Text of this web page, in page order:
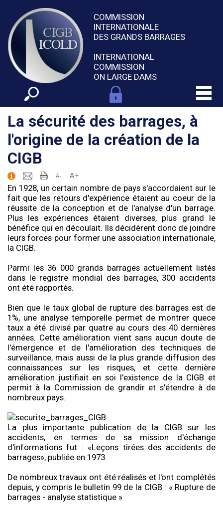
COMMISSION
INTERNATIONALE
DES GRANDS BARRAGES
INTERNATIONAL
COMMISSION
ON LARGE DAMS
La sécurité des barrages, à
l'origine de la création de la
CIGB
En 1928, un certain nombre de pays s'accordaient sur le
fait que les retours d'expérience étaient au coeur de la
réussite de la conception et de l'analyse d'un barrage.
Plus les expériences étaient diverses, plus grand le
bénéfice qui en découlait. Ils décidèrent donc de joindre
leurs forces pour former une association internationale,
la CIGB.
Parmi les 36 000 grands barrages actuellement listés
dans le registre mondial des barrages, 300 accidents
ont été rapportés.
Bien que le taux global de rupture des barrages est de
1%, une analyse temporelle permet de montrer quece
taux a été divisé par quatre au cours des 40 dernières
années. Cette amélioration vient sans aucun doute de
l'émergence et de l'amélioration des techniques de
surveillance, mais aussi de la plus grande diffusion des
connaissances sur les risques, et cette dernière
amélioration justifiait en soi l'existence de la CIGB et
permit à la Commission de grandir et s'étendre à de
nombreux pays.
La plus importante publication de la CIGB sur les
accidents, en termes de sa mission d'échange
d'informations fut : «Leçons tirées des accidents de
barrages», publiée en 1973.
De nombreux travaux ont été réalisés et l'ont complétés
depuis, y compris le bulletin 99 de la CIGB : « Rupture de
barrages - analyse statistique »